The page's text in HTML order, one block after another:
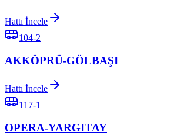
Hattı İncele
104-2
AKKÖPRÜ-GÖLBAŞI
Hattı İncele
117-1
OPERA-YARGITAY